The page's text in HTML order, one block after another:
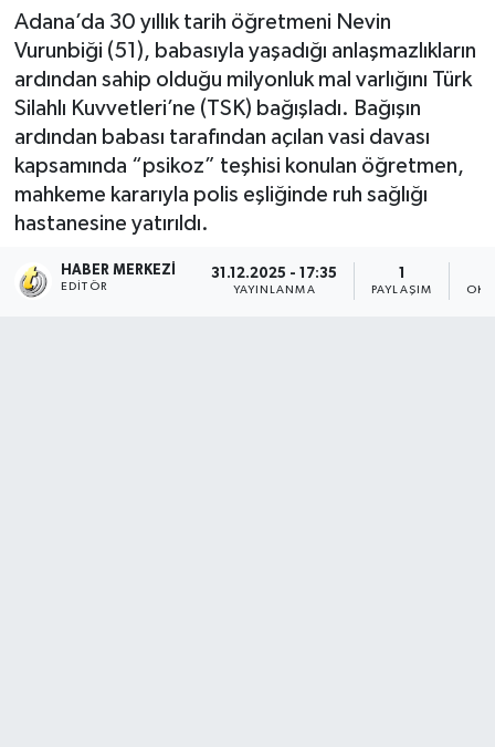
Adana’da 30 yıllık tarih öğretmeni Nevin
Vurunbiği (51), babasıyla yaşadığı anlaşmazlıkların
ardından sahip olduğu milyonluk mal varlığını Türk
Silahlı Kuvvetleri’ne (TSK) bağışladı. Bağışın
ardından babası tarafından açılan vasi davası
kapsamında “psikoz” teşhisi konulan öğretmen,
mahkeme kararıyla polis eşliğinde ruh sağlığı
hastanesine yatırıldı.
HABER MERKEZI
EDITÖR
31.12.2025 - 17:35
YAYINLANMA
1
PAYLAŞIM